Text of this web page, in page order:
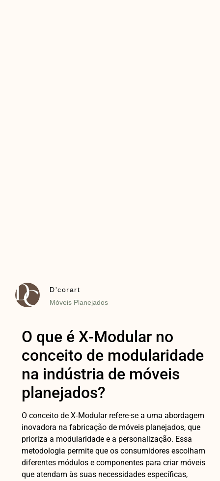
D'corart
Móveis Planejados
O que é X‑Modular no
conceito de modularidade
na indústria de móveis
planejados?
O conceito de X‑Modular refere-se a uma abordagem
inovadora na fabricação de móveis planejados, que
prioriza a modularidade e a personalização. Essa
metodologia permite que os consumidores escolham
diferentes módulos e componentes para criar móveis
que atendam às suas necessidades específicas,